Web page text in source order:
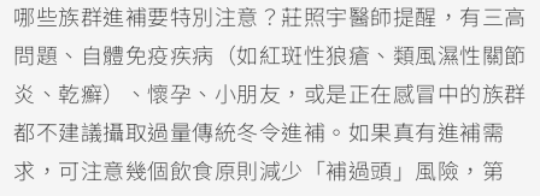
哪些族群進補要特別注意？莊照宇醫師提醒，有三高
問題、自體免疫疾病（如紅斑性狼瘡、類風濕性關節
炎、乾癬）、懷孕、小朋友，或是正在感冒中的族群
都不建議攝取過量傳統冬令進補。如果真有進補需
求，可注意幾個飲食原則減少「補過頭」風險，第